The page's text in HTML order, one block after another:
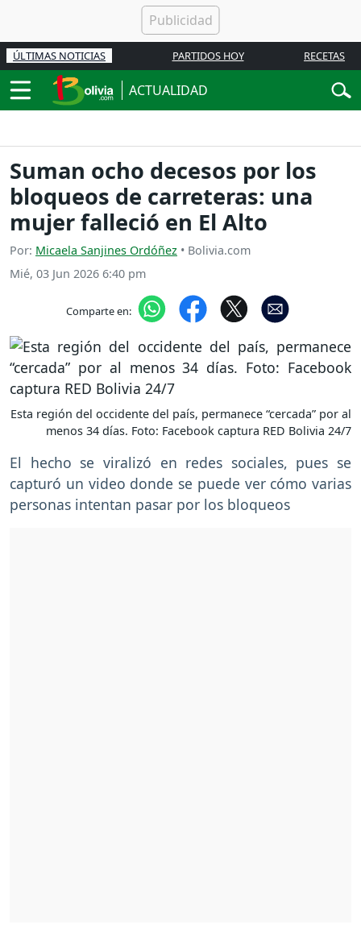
ÚLTIMAS NOTICIAS PARTIDOS HOY RECETAS
ACTUALIDAD
Suman ocho decesos por los
bloqueos de carreteras: una
mujer falleció en El Alto
Por: Micaela Sanjines Ordóñez • Bolivia.com
Mié, 03 Jun 2026 6:40 pm
Comparte en:
Esta región del occidente del país, permanece “cercada” por al
menos 34 días. Foto: Facebook captura RED Bolivia 24/7
El hecho se viralizó en redes sociales, pues se
capturó un video donde se puede ver cómo varias
personas intentan pasar por los bloqueos